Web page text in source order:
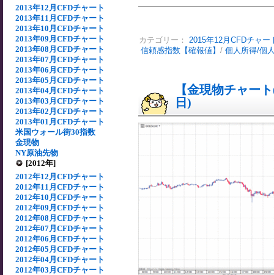
2013年12月CFDチャート
2013年11月CFDチャート
2013年10月CFDチャート
2013年09月CFDチャート
2013年08月CFDチャート
2013年07月CFDチャート
2013年06月CFDチャート
2013年05月CFDチャート
2013年04月CFDチャート
2013年03月CFDチャート
2013年02月CFDチャート
2013年01月CFDチャート
米国ウォール街30指数
金現物
NY原油先物
[2012年]
2012年12月CFDチャート
2012年11月CFDチャート
2012年10月CFDチャート
2012年09月CFDチャート
2012年08月CFDチャート
2012年07月CFDチャート
2012年06月CFDチャート
2012年05月CFDチャート
2012年04月CFDチャート
2012年03月CFDチャート
カテゴリー： 2015年12月CFDチャー
信頼感指数【確報値】 / 個人所得/個
【金現物チャー
日)